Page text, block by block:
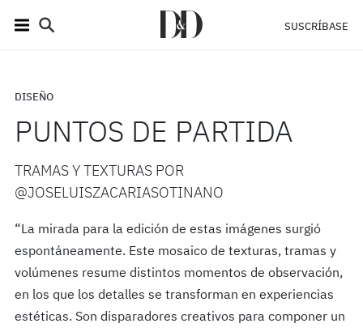
SUSCRÍBASE
DISEÑO
PUNTOS DE PARTIDA
TRAMAS Y TEXTURAS POR
@JOSELUISZACARIASOTINANO
“La mirada para la edición de estas imágenes surgió
espontáneamente. Este mosaico de texturas, tramas y
volúmenes resume distintos momentos de observación,
en los que los detalles se transforman en experiencias
estéticas. Son disparadores creativos para componer un